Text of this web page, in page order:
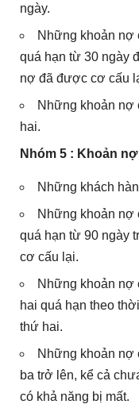
ngày.
Những khoản nợ
quá hạn từ 30 ngày
nợ đã được cơ cấu
Những khoản nợ
hai.
Nhóm 5 : Khoản
Những khách
Những khoản nợ
quá hạn từ 90 ngày
cơ cấu lại.
Những khoản nợ
hai quá hạn theo
thứ hai.
Những khoản nợ
ba trở lên, kể cả
có khả năng bị mất.